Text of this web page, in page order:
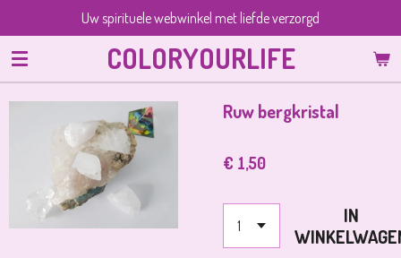
direct
naar
de
hoofdinhoud
COLORYOURLIFE
Uw spirituele webwinkel met liefde verzorgd
Ruw bergkristal
€ 1,50
IN